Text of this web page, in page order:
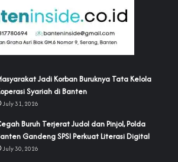
Jadi Korban Buruknya Tata Kelola
Syariah di Banten
July 31, 2026
Buruh Terjerat Judol dan Pinjol, Polda
Gandeng SPSI Perkuat Literasi Digital
July 30, 2026